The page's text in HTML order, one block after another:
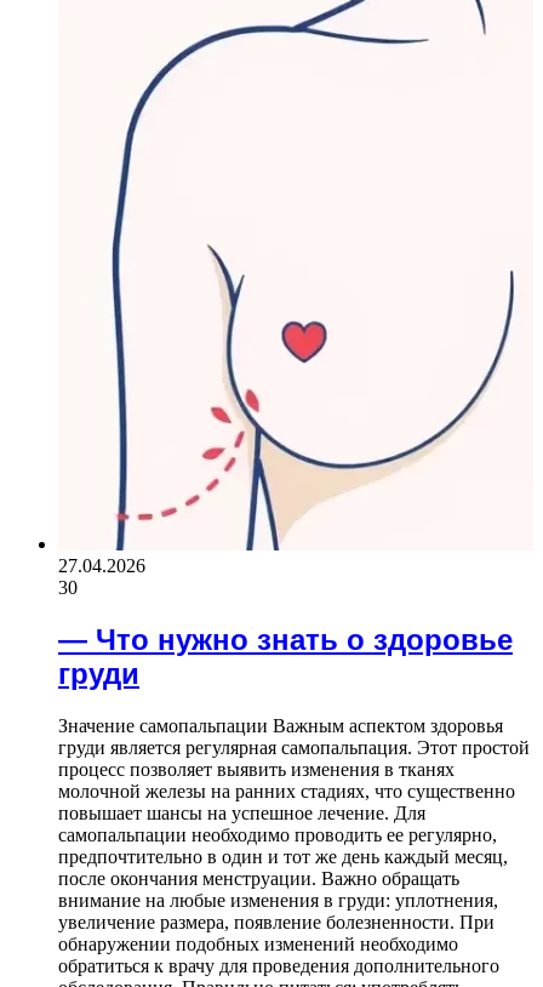
27.04.2026
30
— Что нужно знать о здоровье
груди
Значение самопальпации Важным аспектом здоровья
груди является регулярная самопальпация. Этот простой
процесс позволяет выявить изменения в тканях
молочной железы на ранних стадиях, что существенно
повышает шансы на успешное лечение. Для
самопальпации необходимо проводить ее регулярно,
предпочтительно в один и тот же день каждый месяц,
после окончания менструации. Важно обращать
внимание на любые изменения в груди: уплотнения,
увеличение размера, появление болезненности. При
обнаружении подобных изменений необходимо
обратиться к врачу для проведения дополнительного